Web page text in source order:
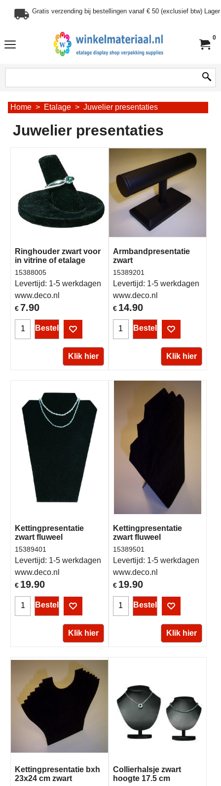
Gratis verzending bij bestellingen vanaf € 50 (exclusief btw)
0
Home > Etalage > Juwelier presentaties
Juwelier presentaties
Ringhouder zwart voor
in vitrine of etalage
€7.90
15388005
Levertijd: 1-5 werkdagen
www.deco.nl
Bestel
Klik hier
Armbandpresentatie
zwart
€ 14.90
15389201
Levertijd: 1-5 werkdagen
www.deco.nl
Bestel
Klik hier
Kettingpresentatie
zwart fluweel
€ 19.90
15389401
Levertijd: 1-5 werkdagen
www.deco.nl
Bestel
Klik hier
Kettingpresentatie
zwart fluweel
€ 19.90
15389501
Levertijd: 1-5 werkdagen
www.deco.nl
Bestel
Klik hier
Kettingpresentatie bxh
23x24 cm zwart
Collierhalsje zwart
hoogte 17.5 cm